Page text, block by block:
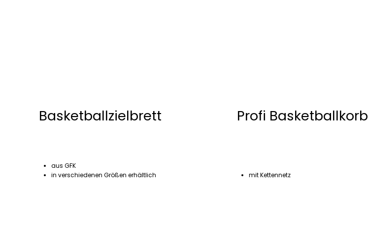
Basketballzielbrett
aus GFK
in verschiedenen Größen erhältlich
Profi Basketballkorb
mit Kettennetz